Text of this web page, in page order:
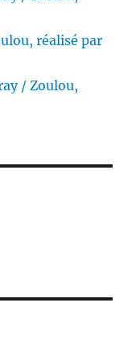
réalisé par
/ Zoulou,